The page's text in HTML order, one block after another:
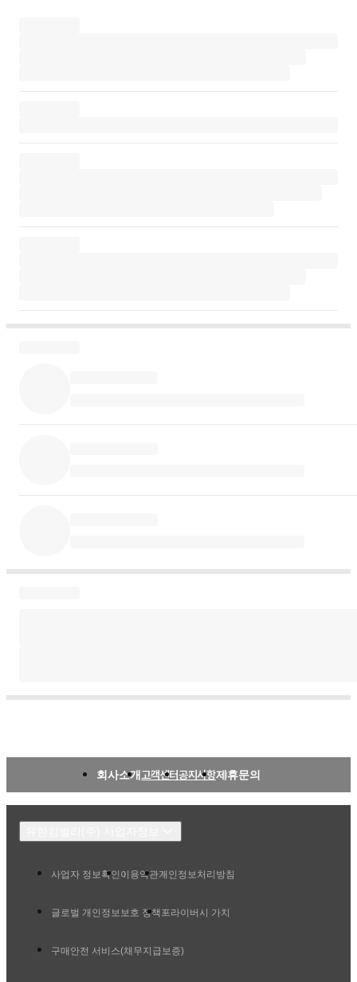
회사소개 고객센터공지사항제휴문의
사업자 정보확인 이용약관개인정보처리방침
글로벌 개인정보보호 정책 프라이버시 가치
구매안전 서비스(채무지급보증)